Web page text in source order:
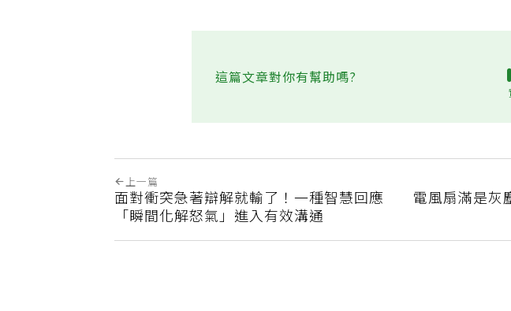
這篇文章對你有幫助嗎?
上一篇
面對衝突急著辯解就輸了！一種智慧回應
「瞬間化解怒氣」進入有效溝通
電風扇滿是灰